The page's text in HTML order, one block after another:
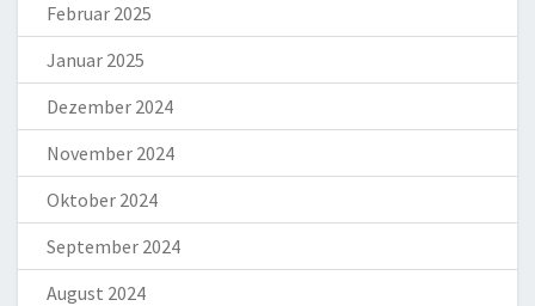
Februar 2025
Januar 2025
Dezember 2024
November 2024
Oktober 2024
September 2024
August 2024